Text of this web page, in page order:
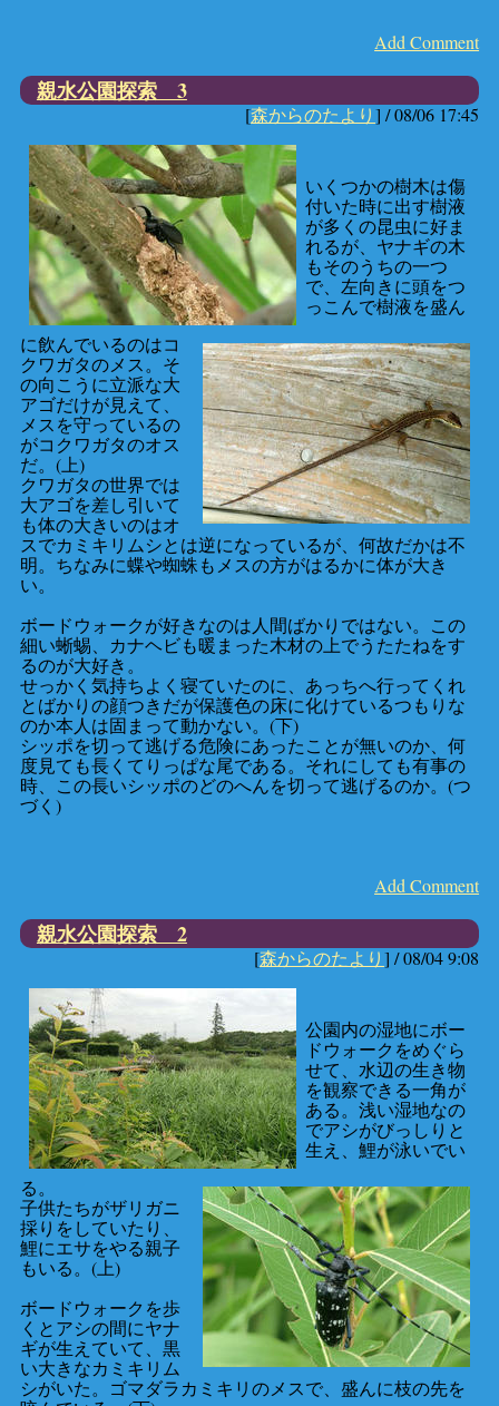
Add Comment
親水公園探索 3
[森からのたより] /08/06 17:45
いくつかの樹木は傷
付いた時に出す樹液
が多くの昆虫に好ま
れるが、ヤナギの木
もそのうちの一つ
で、左向きに頭をつ
っこんで樹液を盛ん
に飲んでいるのはコ
クワガタのメス。そ
の向こうに立派な大
アゴだけが見えて、
メスを守っているの
がコクワガタのオス
だ。(上)
クワガタの世界では
大アゴを差し引いて
も体の大きいのはオ
スでカミキリムシとは逆になっているが、何故だかは不
明。ちなみに蝶や蜘蛛もメスの方がはるかに体が大き
い。
ボードウォークが好きなのは人間ばかりではない。この
細い蜥蜴、カナヘビも暖まった木材の上でうたたねをす
るのが大好き。
せっかく気持ちよく寝ていたのに、あっちへ行ってくれ
とばかりの顔つきだが保護色の床に化けているつもりな
のか本人は固まって動かない。(下)
シッポを切って逃げる危険にあったことが無いのか、何
度見ても長くてりっぱな尾である。それにしても有事の
時、この長いシッポのどのへんを切って逃げるのか。(つ
づく)
Add Comment
親水公園探索 2
[森からのたより] /08/04 9:08
公園内の湿地にボー
ドウォークをめぐら
せて、水辺の生き物
を観察できる一角が
ある。浅い湿地なの
でアシがびっしりと
生え、鯉が泳いでい
る。
子供たちがザリガニ
採りをしていたり、
鯉にエサをやる親子
もいる。(上)
ボードウォークを歩
くとアシの間にヤナ
ギが生えていて、黒
い大きなカミキリム
シがいた。ゴマダラカミキリのメスで、盛んに枝の先を